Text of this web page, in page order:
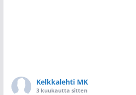
Kelkkalehti MK
3 kuukautta sitten